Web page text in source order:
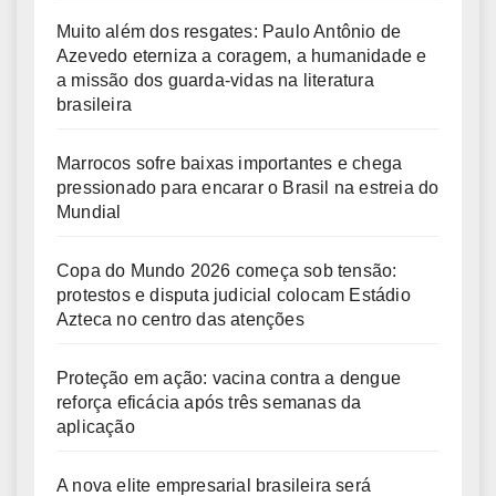
Muito além dos resgates: Paulo Antônio de
Azevedo eterniza a coragem, a humanidade e
a missão dos guarda-vidas na literatura
brasileira
Marrocos sofre baixas importantes e chega
pressionado para encarar o Brasil na estreia do
Mundial
Copa do Mundo 2026 começa sob tensão:
protestos e disputa judicial colocam Estádio
Azteca no centro das atenções
Proteção em ação: vacina contra a dengue
reforça eficácia após três semanas da
aplicação
A nova elite empresarial brasileira será